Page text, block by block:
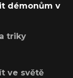
démonům v
triky
ve světě